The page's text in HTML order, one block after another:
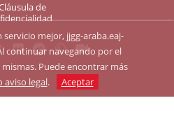
de
mejor, jjgg-araba.eaj-
continuar navegando por el
Puede encontrar más
aviso legal. Aceptar